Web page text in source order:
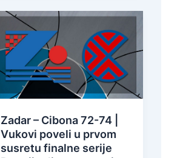
Zadar – Cibona 72-74 |
Vukovi poveli u prvom
susretu finalne serije